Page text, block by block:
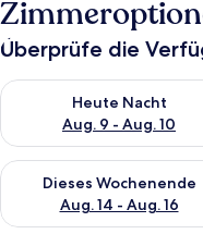
Überprüfe die
Heute Nacht
Aug. 9 - Aug. 10
Überprüfe die
Dieses Wochenende
Aug. 14 - Aug. 16
Überprüfe die